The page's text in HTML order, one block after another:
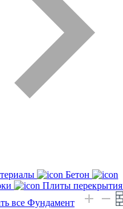
Бетон
Плиты перекрытия
все Фундамент